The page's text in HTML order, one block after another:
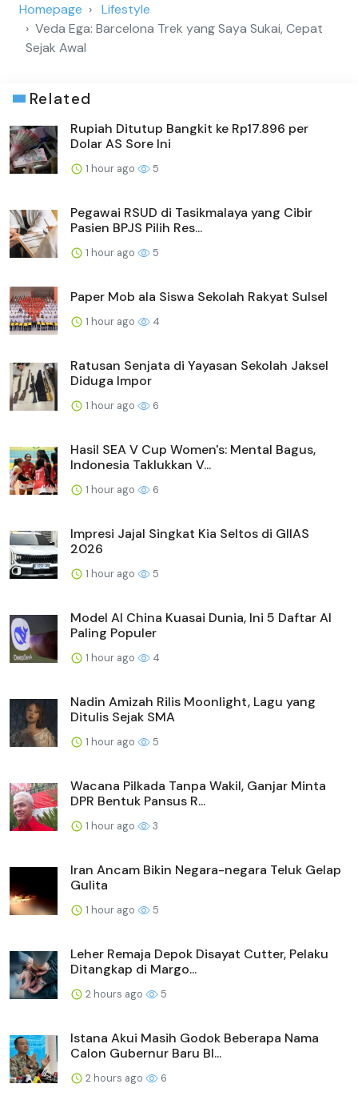
Homepage
Lifestyle
Veda Ega: Barcelona Trek yang Saya Sukai, Cepat
Sejak Awal
Related
Rupiah Ditutup Bangkit ke Rp17.896 per
Dolar AS Sore Ini
1 hour ago 5
Pegawai RSUD di Tasikmalaya yang Cibir
Pasien BPJS Pilih Res...
1 hour ago 5
Paper Mob ala Siswa Sekolah Rakyat Sulsel
1 hour ago 4
Ratusan Senjata di Yayasan Sekolah Jaksel
Diduga Impor
1 hour ago 6
Hasil SEA V Cup Women's: Mental Bagus,
Indonesia Taklukkan V...
1 hour ago 6
Impresi Jajal Singkat Kia Seltos di GIIAS
2026
1 hour ago 5
Model AI China Kuasai Dunia, Ini 5 Daftar AI
Paling Populer
1 hour ago 4
Nadin Amizah Rilis Moonlight, Lagu yang
Ditulis Sejak SMA
1 hour ago 5
Wacana Pilkada Tanpa Wakil, Ganjar Minta
DPR Bentuk Pansus R...
1 hour ago 3
Iran Ancam Bikin Negara-negara Teluk Gelap
Gulita
1 hour ago 5
Leher Remaja Depok Disayat Cutter, Pelaku
Ditangkap di Margo...
2 hours ago 5
Istana Akui Masih Godok Beberapa Nama
Calon Gubernur Baru BI...
2 hours ago 6